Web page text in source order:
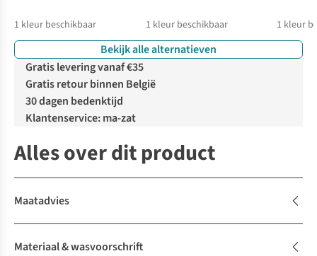
1 kleur beschikbaar 1 kleur beschikbaar 1 kleur
Bekijk alle alternatieven
Gratis levering vanaf €35
Gratis retour binnen België
30 dagen bedenktijd
Klantenservice: ma-zat
Alles over dit product
Maatadvies
Materiaal & wasvoorschrift